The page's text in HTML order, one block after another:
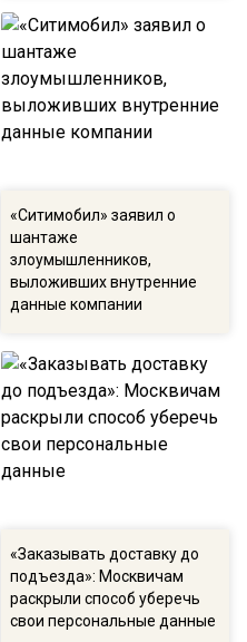
«Ситимобил» заявил о
шантаже
злоумышленников,
выложивших внутренние
данные компании
«Заказывать доставку до
подъезда»: Москвичам
раскрыли способ уберечь
свои персональные данные